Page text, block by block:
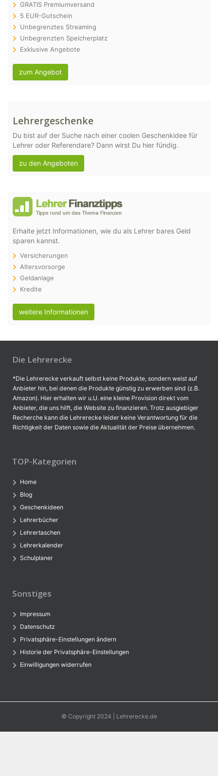
GRATIS Premiumversand
5 EUR-Gutschein
Unbegrenztes Streaming
Unbegrenzten Speicherplatz
Exklusive Angebote
zum Angebot
Lehrergeschenke
Du bist auf der Suche nach einer coolen Geschenkidee für
Lehrer oder Referendare? Dann wirst Du hier fündig.
zu den Angeboten
Erhalte jetzt Informationen, wie du als Lehrer bares Geld
sparen kannst.
Versicherungen
Altersvorsorge
Geldanlage
Kredite
weitere Informationen
Die Lehrerecke
*Die Lehrerecke verkauft selbst keine Produkte, sondern weist auf
Anbieter hin, bei denen die Produkte günstig zu erwerben sind (z.B.
Amazon). Hier erhalten wir u.U. eine kleine Provision direkt vom
Anbieter, die uns hilft, die Website zu finanzieren. Trotz ausgiebiger
Recherche kann die Lehrerecke leider keine Verantwortung für die
Richtigkeit der Daten sowie die Aktualität der Preise übernehmen.
TOP-Kategorien
Home
Blog
Geschenkideen
Lehrerbücher
Lehrertaschen
Lehrerkalender
Schulplaner
Sonstiges
Impressum
Datenschutz
Privatsphäre-Einstellungen ändern
Historie der Privatsphäre-Einstellungen
Einwilligungen widerrufen
© Copyright 2024 | Lehrerecke.de